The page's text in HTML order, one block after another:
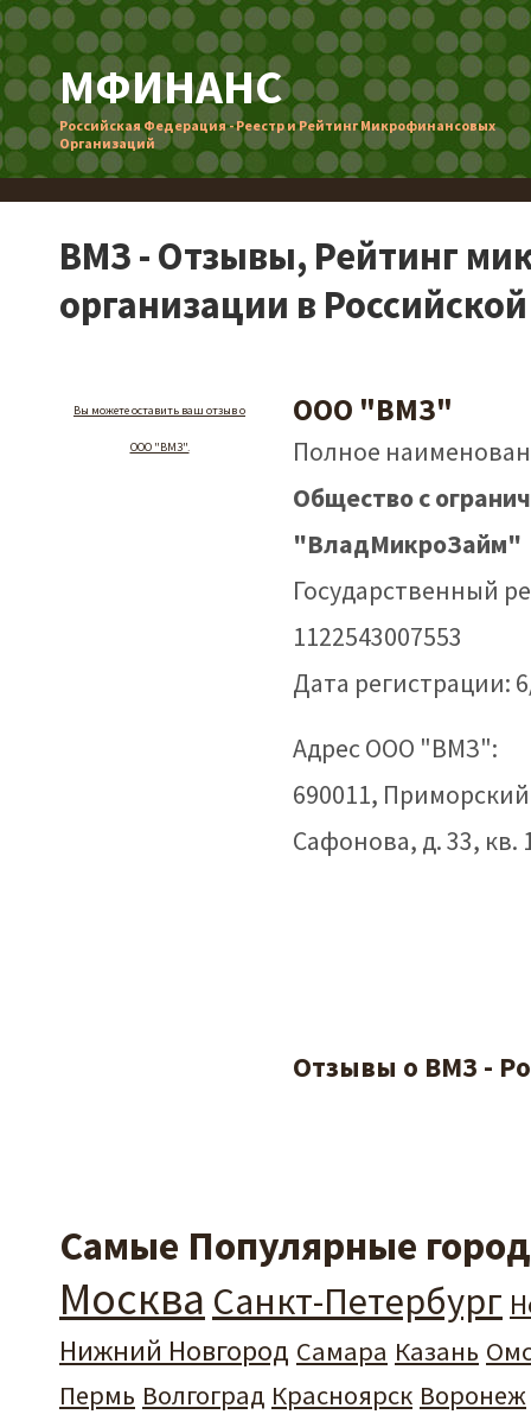
МФИНАНС
Российская Федерация - Реестр и Рейтинг Микрофинансовых
Организаций
ВМЗ - Отзывы, Рейтинг
организации в
Вы можете оставить ваш отзыв о
ООО "ВМЗ".
ООО "ВМЗ"
Полное
Общество с
"ВладМикроЗайм"
Государственный
1122543007553
Дата регистрации:
Адрес ООО "ВМЗ":
690011,
Сафонова, д. 33, кв.
Отзывы о ВМЗ -
Самые Популярные
Москва Санкт-Петербург
Нижний Новгород Самара Казань
Пермь Волгоград Красноярск Воронеж